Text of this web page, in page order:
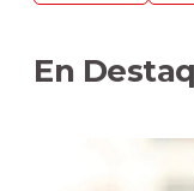
En